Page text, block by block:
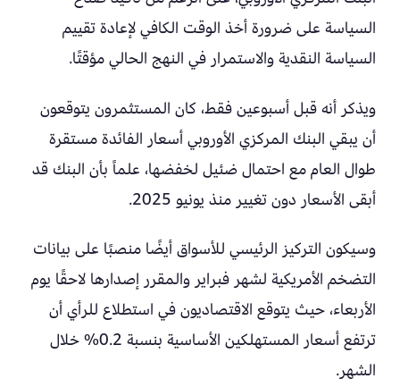
السياسة على ضرورة أخذ الوقت الكافي لإعادة تقييم
السياسة النقدية والاستمرار في النهج الحالي مؤقتًا.
ويذكر أنه قبل أسبوعين فقط، كان المستثمرون يتوقعون
أن يبقي البنك المركزي الأوروبي أسعار الفائدة مستقرة
طوال العام مع احتمال ضئيل لخفضها، علماً بأن البنك قد
أبقى الأسعار دون تغيير منذ يونيو 2025.
وسيكون التركيز الرئيسي للأسواق أيضًا منصبًا على بيانات
التضخم الأمريكية لشهر فبراير والمقرر إصدارها لاحقًا يوم
الأربعاء، حيث يتوقع الاقتصاديون في استطلاع للرأي أن
ترتفع أسعار المستهلكين الأساسية بنسبة 0.2% خلال
الشهر.